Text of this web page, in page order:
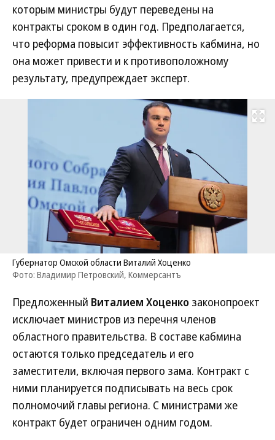
которым министры будут переведены на
контракты сроком в один год. Предполагается,
что реформа повысит эффективность кабмина, но
она может привести и к противоположному
результату, предупреждает эксперт.
Развернуть
Губернатор Омской области Виталий Хоценко
Фото: Владимир Петровский, Коммерсантъ
Предложенный Виталием Хоценко законопроект
исключает министров из перечня членов
областного правительства. В составе кабмина
остаются только председатель и его
заместители, включая первого зама. Контракт с
ними планируется подписывать на весь срок
полномочий главы региона. С министрами же
контракт будет ограничен одним годом.